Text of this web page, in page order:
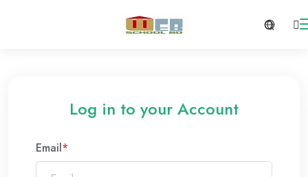
Log in to your Account
Email*